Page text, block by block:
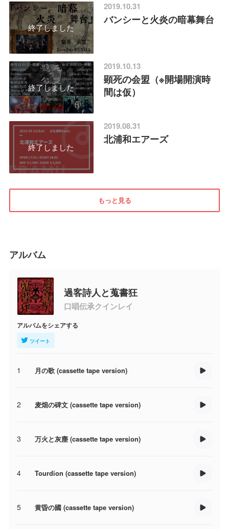
終了しました
2019.10.31
バンシーと火炎の暗幕舞台
終了しました
2019.10.13
顕死の会盟（※開場開演時
間は仮）
終了しました
2019.08.31
北浦和エアーズ
もっと見る
アルバム
過客詩人と蒐書狂
口唱伝承クインレイ
アルバムをシェアする
ツイート
1 月の歌 (cassette tape version)
2 麦畑の碑文 (cassette tape version)
3 万火と灰塵 (cassette tape version)
4 Tourdion (cassette tape version)
5 黄昏の國 (cassette tape version)